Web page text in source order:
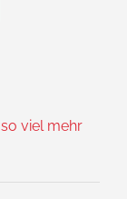
viel mehr